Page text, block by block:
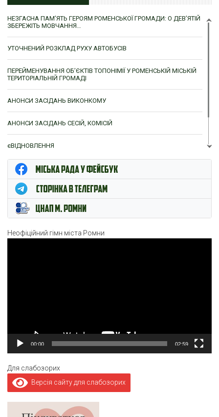
НЕЗГАСНА ПАМ’ЯТЬ ГЕРОЯМ РОМЕНСЬКОЇ ГРОМАДИ: О ДЕВ’ЯТІЙ
ЗБЕРЕЖІТЬ МОВЧАННЯ…
УТОЧНЕНИЙ РОЗКЛАД РУХУ АВТОБУСІВ
ПЕРЕЙМЕНУВАННЯ ОБ’ЄКТІВ ТОПОНІМІЇ У РОМЕНСЬКІЙ МІСЬКІЙ
ТЕРИТОРІАЛЬНІЙ ГРОМАДІ
АНОНСИ ЗАСІДАНЬ ВИКОНКОМУ
АНОНСИ ЗАСІДАНЬ СЕСІЙ, КОМІСІЙ
єВІДНОВЛЕННЯ
ЦНАП м. Ромни
Неофіційний гімн міста Ромни
00:00 02:59
Для слабозорих
Версія сайту для слабозорих